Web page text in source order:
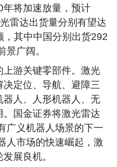
将加速放量，预计
雷达出货量分别有望达
其中中国分别出货292
广阔。
游关键零部件。激光
定位、导航、避障三
人、人形机器人、无
。国金证券将激光雷达
广义机器人场景的下一
人市场的快速崛起，激
展良机。